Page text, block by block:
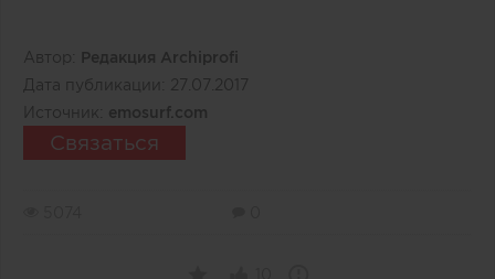
Автор:
Редакция Archiprofi
Дата публикации: 27.07.2017
Источник: emosurf.com
Связаться